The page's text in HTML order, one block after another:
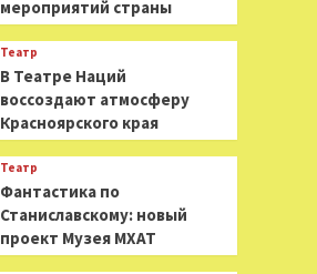
мероприятий страны
Театр
В Театре Наций
воссоздают атмосферу
Красноярского края
Театр
Фантастика по
Станиславскому: новый
проект Музея МХАТ